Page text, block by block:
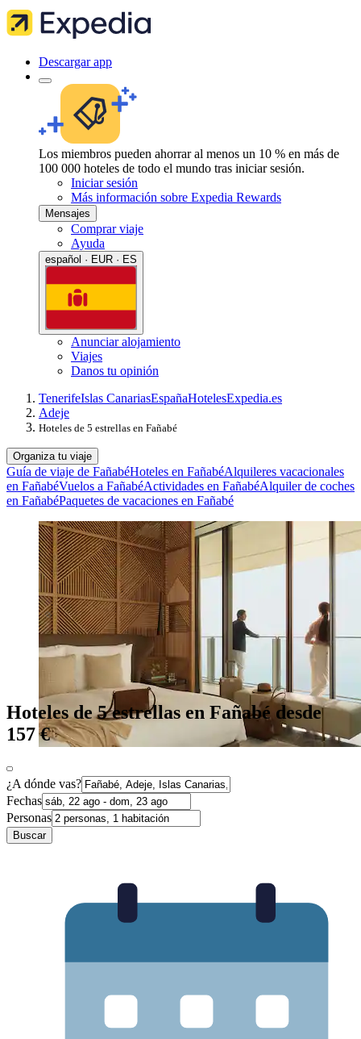
Descargar app
Los miembros pueden ahorrar al menos un 10 % en más de
100 000 hoteles de todo el mundo tras iniciar sesión.
Iniciar sesión
Más información sobre Expedia Rewards
Mensajes
Comprar viaje
Ayuda
español · EUR · ES
Anunciar alojamiento
Viajes
Danos tu opinión
TenerifeIslas CanariasEspañaHotelesExpedia.es
Adeje
Hoteles de 5 estrellas en Fañabé
Organiza tu viaje
Guía de viaje de FañabéHoteles en FañabéAlquileres vacacionales
en FañabéVuelos a FañabéActividades en FañabéAlquiler de coches
en FañabéPaquetes de vacaciones en Fañabé
Hoteles de 5 estrellas en Fañabé desde
157 €
¿A dónde vas?
Fechas
Personas
Buscar